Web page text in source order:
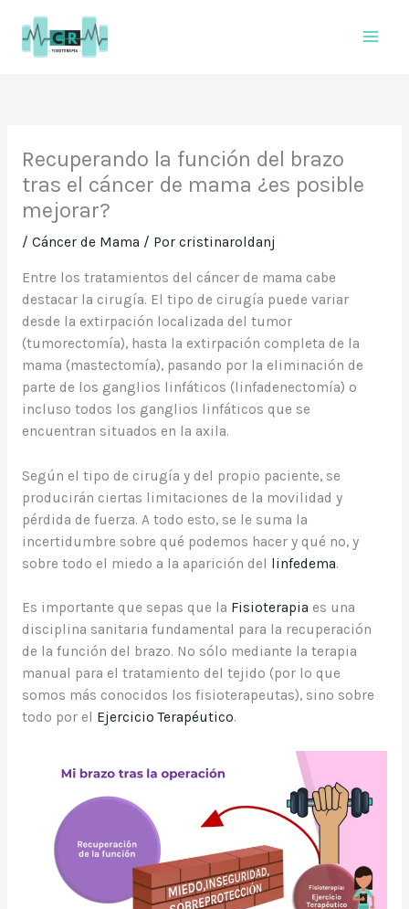
contenido
Recuperando la función del brazo
tras el cáncer de mama ¿es posible
mejorar?
/ Cáncer de Mama / Por cristinaroldanj
Entre los tratamientos del cáncer de mama cabe
destacar la cirugía. El tipo de cirugía puede variar
desde la extirpación localizada del tumor
(tumorectomía), hasta la extirpación completa de la
mama (mastectomía), pasando por la eliminación de
parte de los ganglios linfáticos (linfadenectomía) o
incluso todos los ganglios linfáticos que se
encuentran situados en la axila.
Según el tipo de cirugía y del propio paciente, se
producirán ciertas limitaciones de la movilidad y
pérdida de fuerza. A todo esto, se le suma la
incertidumbre sobre qué podemos hacer y qué no, y
sobre todo el miedo a la aparición del linfedema.
Es importante que sepas que la Fisioterapia es una
disciplina sanitaria fundamental para la recuperación
de la función del brazo. No sólo mediante la terapia
manual para el tratamiento del tejido (por lo que
somos más conocidos los fisioterapeutas), sino sobre
todo por el Ejercicio Terapéutico.